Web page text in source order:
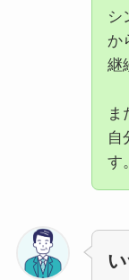
シ
か
継
ま
自
す